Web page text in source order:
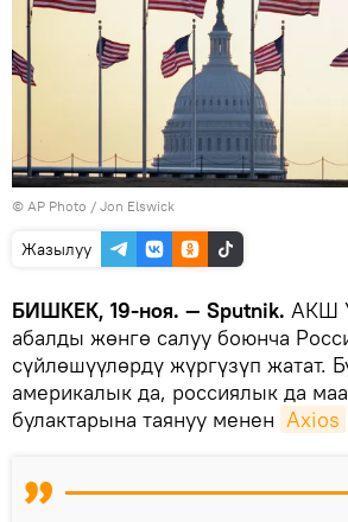
© AP Photo / Jon Elswick
Жазылуу
БИШКЕК, 19-ноя. — Sputnik. АКШ
абалды жөнгө салуу боюнча
сүйлөшүүлөрдү жүргүзүп жатат.
америкалык да, россиялык да
булактарына таянуу менен Axios